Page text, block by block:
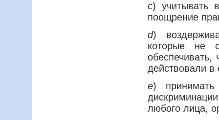
c) учитывать
поощрение
d)
которые не
обеспечивать,
действовали в
e)
любого лица,